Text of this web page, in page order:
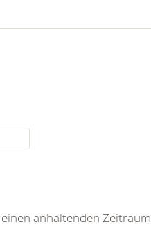
anhaltenden Zeitraum